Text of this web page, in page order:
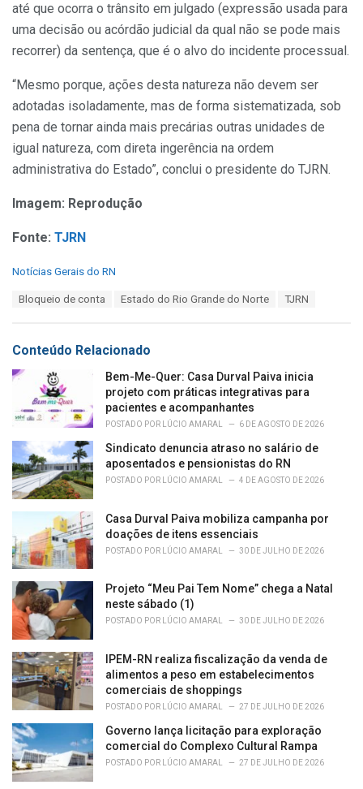
até que ocorra o trânsito em julgado (expressão usada para
uma decisão ou acórdão judicial da qual não se pode mais
recorrer) da sentença, que é o alvo do incidente processual.
“Mesmo porque, ações desta natureza não devem ser
adotadas isoladamente, mas de forma sistematizada, sob
pena de tornar ainda mais precárias outras unidades de
igual natureza, com direta ingerência na ordem
administrativa do Estado”, conclui o presidente do TJRN.
Imagem: Reprodução
Fonte: TJRN
C
o
r
i
Notícias Gerais do RN
:
Bloqueio de conta Estado do Rio Grande do Norte TJRN
Conteúdo Relacionado
Bem-Me-Quer: Casa Durval Paiva inicia
projeto com práticas integrativas para
pacientes e acompanhantes
POSTADO POR LÚCIO AMARAL 6 DE AGOSTO DE 2026
Sindicato denuncia atraso no salário de
aposentados e pensionistas do RN
POSTADO POR LÚCIO AMARAL 4 DE AGOSTO DE 2026
Casa Durval Paiva mobiliza campanha por
doações de itens essenciais
POSTADO POR LÚCIO AMARAL 30 DE JULHO DE 2026
Projeto “Meu Pai Tem Nome” chega a Natal
neste sábado (1)
POSTADO POR LÚCIO AMARAL 30 DE JULHO DE 2026
IPEM-RN realiza fiscalização da venda de
alimentos a peso em estabelecimentos
comerciais de shoppings
POSTADO POR LÚCIO AMARAL 27 DE JULHO DE 2026
Governo lança licitação para exploração
comercial do Complexo Cultural Rampa
POSTADO POR LÚCIO AMARAL 27 DE JULHO DE 2026